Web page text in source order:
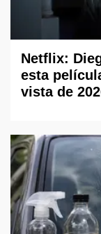
Netflix:
esta
vista de